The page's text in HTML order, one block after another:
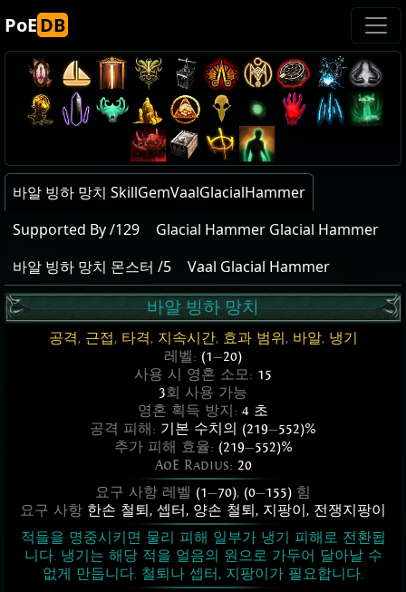
PoEDB
바알 빙하 망치 SkillGemVaalGlacialHammer
Supported By /129
Glacial Hammer Glacial Hammer
바알 빙하 망치 몬스터 /5
Vaal Glacial Hammer
바알 빙하 망치
공격, 근접, 타격, 지속시간, 효과 범위 , 바알, 냉기
레벨: (1—20)
사용 시 영혼 소모: 15
3회 사용 가능
영혼 획득 방지: 4 초
공격 피해: 기본 수치의 (219—552)%
추가 피해 효율: (219—552)%
AoE Radius: 20
요구 사항 레벨 (1—70), (0—155) 힘
요구 사항 한손 철퇴 , 셉터, 양손 철퇴 , 지팡이 , 전쟁지팡이
적들을 명중시키면 물리 피해 일부가 냉기 피해로 전환됩
니다. 냉기는 해당 적을 얼음의 원으로 가두어 달아날 수
없게 만듭니다. 철퇴나 셉터, 지팡이가 필요합니다.